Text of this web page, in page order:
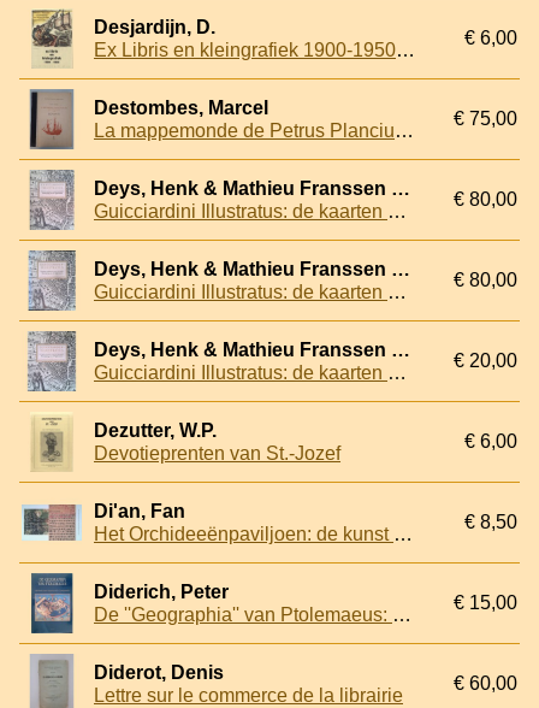
Desjardijn, D.
Ex Libris en kleingrafiek 1900-1950. Niet Nederlandse ex libris en kleingrafiek uit de periode 1900-1950
€ 6,00
Destombes, Marcel
La mappemonde de Petrus Plancius grafée par Josua van den Ende 1604: d'après l'unique exemplaire de la Bibliothèque Nationale de Paris
€ 75,00
Deys, Henk & Mathieu Franssen & Vincent van Hezik & Fineke te Raa & Erik Walsmit
Guicciardini Illustratus: de kaarten en prenten in Lodovico Guicciardini's Beschrijving van de Nederlanden
€ 80,00
Deys, Henk & Mathieu Franssen & Vincent van Hezik & Fineke te Raa & Erik Walsmit
Guicciardini Illustratus: de kaarten en prenten in Lodovico Guicciardini's Beschrijving van de Nederlanden
€ 80,00
Deys, Henk & Mathieu Franssen & Vincent van Hezik & Fineke te Raa & Erik Walsmit
Guicciardini Illustratus: de kaarten en prenten in Lodovico Guicciardini's Beschrijving van de Nederlanden
€ 20,00
Dezutter, W.P.
Devotieprenten van St.-Jozef
€ 6,00
Di'an, Fan
Het Orchideeënpaviljoen: de kunst van het schrijven in China
€ 8,50
Diderich, Peter
De ''Geographia'' van Ptolemaeus: Vijftiende-eeuwse kaarten uit de ''Cosmographia''
€ 15,00
Diderot, Denis
Lettre sur le commerce de la librairie
€ 60,00